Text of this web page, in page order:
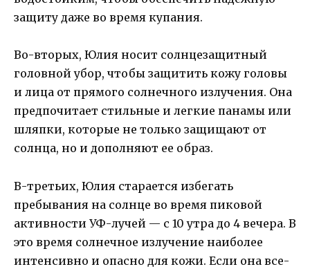
защиту даже во время купания.
Во-вторых, Юлия носит солнцезащитный
головной убор, чтобы защитить кожу головы
и лица от прямого солнечного излучения. Она
предпочитает стильные и легкие панамы или
шляпки, которые не только защищают от
солнца, но и дополняют ее образ.
В-третьих, Юлия старается избегать
пребывания на солнце во время пиковой
активности УФ-лучей — с 10 утра до 4 вечера. В
это время солнечное излучение наиболее
интенсивно и опасно для кожи. Если она все-